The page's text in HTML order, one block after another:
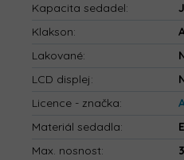
Kapacita sedadel:
Klakson:
Lakované:
LCD displej:
Licence - značka:
Materiál sedadla:
Max. nosnost: